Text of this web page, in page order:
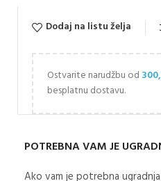
Dodaj na listu želja
Ostvarite narudžbu od
besplatnu dostavu.
POTREBNA VAM JE
Ako vam je potrebna